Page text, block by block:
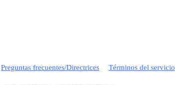
Preguntas frecuentes/Directrices Términos del servicio